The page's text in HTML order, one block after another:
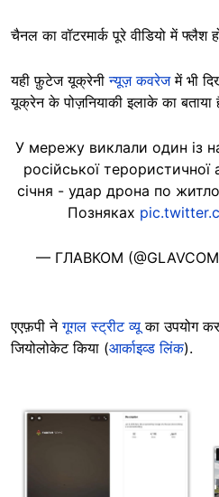
चैनल का वॉटरमार्क पूरे वीडियो में फ्लैश
यही फ़ुटेज यूक्रेनीन्यूज़ कवरेजमें भी
यूक्रेन के पोज़नियाकी इलाके का बताया
У мережу виклали один із
російської терористичної
січня - удар дрона по
Позняках
— ГЛАВКОМ
एएफ़पी नेगूगल स्ट्रीट व्यू का उपयोग
जियोलोकेट किया (आर्काइव्ड लिंक).
Image